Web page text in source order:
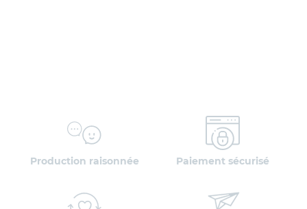
Production raisonnée Paiement sécurisé